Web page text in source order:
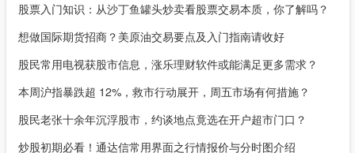
股票入门知识：从沙丁鱼罐头炒卖看股票交易本质，你了解吗？
想做国际期货招商？美原油交易要点及入门指南请收好
股民常用电视获股市信息，涨乐理财软件或能满足更多需求？
本周沪指暴跌超 12%，救市行动展开，周五市场有何措施？
股民老张十余年沉浮股市，约谈地点竟选在开户超市门口？
炒股初期必看！通达信常用界面之行情报价与分时图介绍